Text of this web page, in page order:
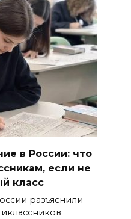
в России: что
если не
класс
разъяснили